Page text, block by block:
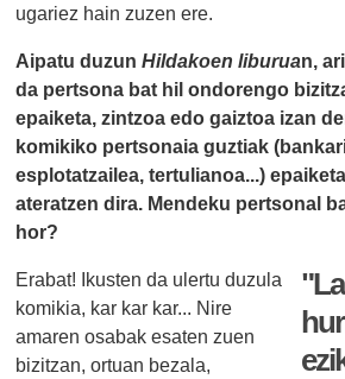
ugariez hain zuzen ere.
Aipatu duzunHildakoen liburuan,
da pertsona bat hil ondorengo
epaiketa, zintzoa edo gaiztoa izan
komikiko pertsonaia guztiak
esplotatzailea, tertulianoa...)
ateratzen dira. Mendeku pertsonal
hor?
Erabat! Ikusten da ulertu duzula
komikia, kar kar kar... Nire
amaren osabak esaten zuen
bizitzan, ortuan bezala,